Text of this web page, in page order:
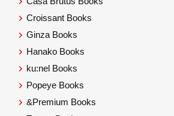
Croissant Books
Ginza Books
Hanako Books
ku:nel Books
Popeye Books
&Premium Books